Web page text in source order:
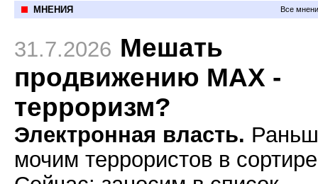
МНЕНИЯ Все
31.7.2026 Мешать
продвижению МАХ -
терроризм?
Электронная власть.
мочим террористов в